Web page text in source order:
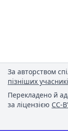
За авторством
пізніших
Перекладено й
за ліцензією CC-